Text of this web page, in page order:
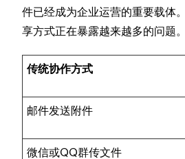
件已经成为企业运营的重要载体
享方式正在暴露越来越多的问题。
传统协作方式
邮件发送附件
微信或QQ群传文件